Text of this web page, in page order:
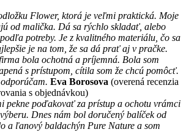
Flower, ktorá je veľmi praktická. Moje
od malička. Dá sa rýchlo skladať, alebo
potreby. Je z kvalitného materiálu, čo sa
je na tom, že sa dá prať aj v pračke.
bola ochotná a príjemná. Bola som
s prístupom, cítila som že chcú pomôcť.
Eva Borosova (overená recenzia
s objednávkou)
pekne poďakovať za prístup a ochotu vrámci
Dnes nám bol doručený balíček od
a ľanový baldachýn Pure Nature a som